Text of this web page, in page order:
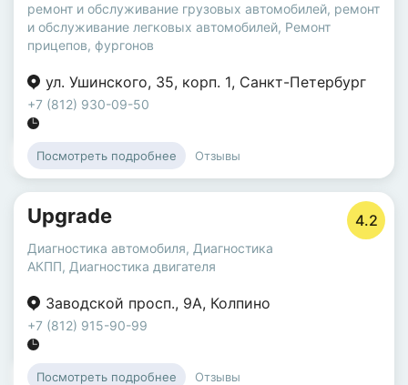
ремонт и обслуживание грузовых автомобилей, ремонт
и обслуживание легковых автомобилей, Ремонт
прицепов, фургонов
ул. Ушинского, 35, корп. 1, Санкт-Петербург
+7 (812) 930-09-50
Посмотреть подробнее Отзывы
Upgrade 4.2
Диагностика автомобиля, Диагностика
АКПП, Диагностика двигателя
Заводской просп., 9А, Колпино
+7 (812) 915-90-99
Посмотреть подробнее Отзывы